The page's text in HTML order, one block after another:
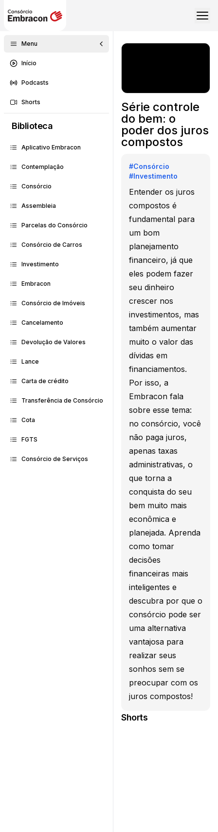
Menu
Início
Podcasts
Shorts
Biblioteca
Aplicativo Embracon
Contemplação
Consórcio
Assembleia
Parcelas do Consórcio
Consórcio de Carros
Investimento
Embracon
Consórcio de Imóveis
Cancelamento
Devolução de Valores
Lance
Carta de crédito
Transferência de Consórcio
Cota
FGTS
Consórcio de Serviços
Série controle
do bem: o
poder dos juros
compostos
#Consórcio
#Investimento
Entender os juros
compostos é
fundamental para
um bom
planejamento
financeiro, já que
eles podem fazer
seu dinheiro
crescer nos
investimentos, mas
também aumentar
muito o valor das
dívidas em
financiamentos.
Por isso, a
Embracon fala
sobre esse tema:
no consórcio, você
não paga juros,
apenas taxas
administrativas, o
que torna a
conquista do seu
bem muito mais
econômica e
planejada. Aprenda
como tomar
decisões
financeiras mais
inteligentes e
descubra por que o
consórcio pode ser
uma alternativa
vantajosa para
realizar seus
sonhos sem se
preocupar com os
juros compostos!
Shorts